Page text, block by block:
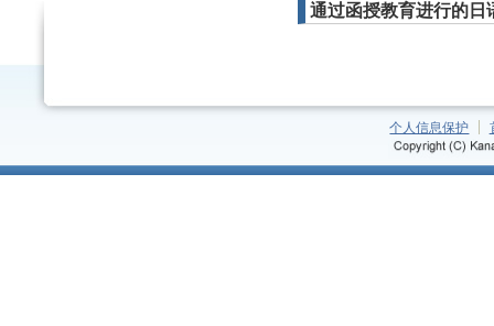
通过函授教育进行的日
个人信息保护